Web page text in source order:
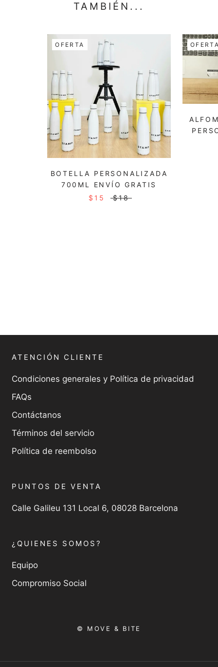
TAMBIÉN...
OFERTA
BOTELLA PERSONALIZADA
700ML ENVÍO GRATIS
$15
$18
ATENCIÓN CLIENTE
Condiciones generales y Política de privacidad
FAQs
Contáctanos
Términos del servicio
Política de reembolso
PUNTOS DE VENTA
Calle Galileu 131 Local 6, 08028 Barcelona
¿QUIENES SOMOS?
Equipo
Compromiso Social
© MOVE & BITE